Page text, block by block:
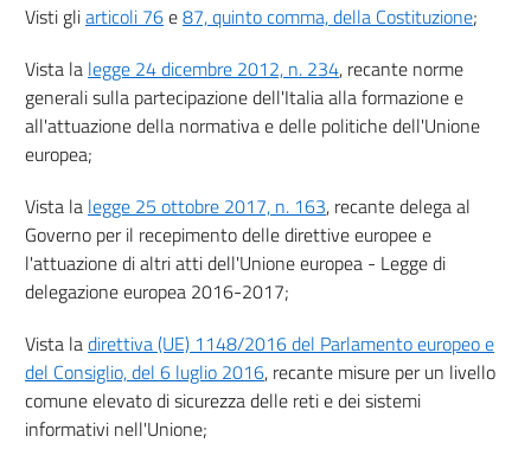
Capo V
Sicurezza della rete e dei sistemi informativi dei fornitori di servizi digitali
14
15
16
Capo VI
Normazione e notifica volontaria
17
18
Disposizioni finali
19
20
21
Visti gliarticoli 76e87, quinto comma, della Costituzione;
Vista la legge 24 dicembre 2012, n. 234, recante norme
generali sulla partecipazione dell'Italia alla formazione e
all'attuazione della normativa e delle politiche dell'Unione
europea;
Vista la legge 25 ottobre 2017, n. 163, recante delega al
Governo per il recepimento delle direttive europee e
l'attuazione di altri atti dell'Unione europea - Legge di
delegazione europea 2016-2017;
Vista ladirettiva (UE) 1148/2016 del Parlamento europeo e
del Consiglio, del 6 luglio 2016, recante misure per un livello
comune elevato di sicurezza delle reti e dei sistemi
informativi nell'Unione;